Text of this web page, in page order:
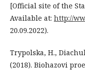
[Official site of the
Available at: http://
20.09.2022).
Trypolska, H.,
(2018). Biohazovi